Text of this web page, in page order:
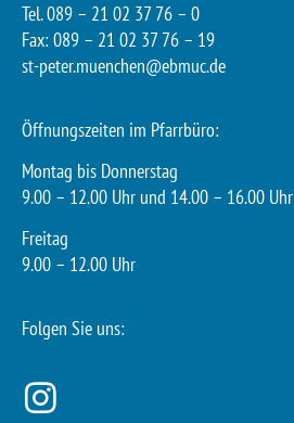
Tel. 089 – 21 02 37 76 – 0
Fax: 089 – 21 02 37 76 – 19
st-peter.muenchen@ebmuc.de
Öffnungszeiten im Pfarrbüro:
Montag bis Donnerstag
9.00 – 12.00 Uhr und 14.00 – 16.00 Uhr
Freitag
9.00 – 12.00 Uhr
Folgen Sie uns: